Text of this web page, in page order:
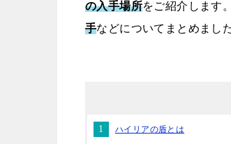
の入手場所をご紹介します
手などについてまとめまし
ハイリアの盾とは